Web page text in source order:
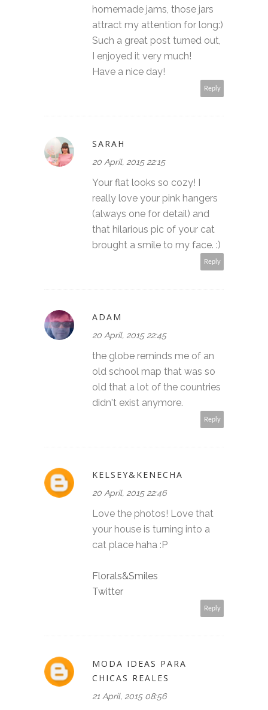
homemade jams, those jars
attract my attention for long:)
Such a great post turned out,
I enjoyed it very much!
Have a nice day!
Reply
SARAH
20 April, 2015 22:15
Your flat looks so cozy! I
really love your pink hangers
(always one for detail) and
that hilarious pic of your cat
brought a smile to my face. :)
Reply
ADAM
20 April, 2015 22:45
the globe reminds me of an
old school map that was so
old that a lot of the countries
didn't exist anymore.
Reply
KELSEY&KENECHA
20 April, 2015 22:46
Love the photos! Love that
your house is turning into a
cat place haha :P
Florals&Smiles
Twitter
Reply
MODA IDEAS PARA
CHICAS REALES
21 April, 2015 08:56